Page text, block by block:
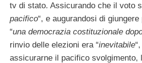
tv di stato. Assicurando che il voto
pacifico“, e augurandosi di
“una democrazia costituzionale
rinvio delle elezioni era “inevitabile
assicurarne il pacifico svolgimento,